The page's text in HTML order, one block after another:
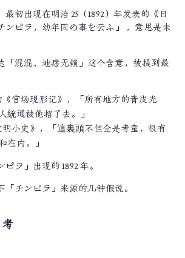
最初出现在明治 25（1892）年发表的《日
ンピラ，幼年囚の事を云ふ」 ，意思是未
「混混、地痞无赖」这个含意，被提到最
《官场现形记》，「所有地方的青皮光
統通被他招了去。」
明小史》，「這裏頭不但全是考童，很有
在内。」
ラ」出现的 1892 年。
「チンピラ」来源的几种假说。
考